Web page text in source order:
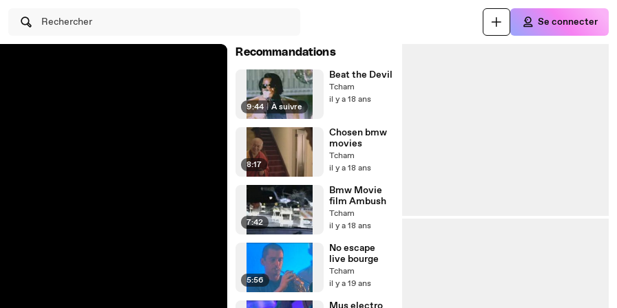
Rechercher Se connecter
Recommandations
9:44 | À suivre
Beat the Devil
Tcham
il y a 18 ans
8:17
Chosen bmw
movies
Tcham
il y a 18 ans
7:42
Bmw Movie
film Ambush
Tcham
il y a 18 ans
5:56
No escape
live bourge
Tcham
il y a 19 ans